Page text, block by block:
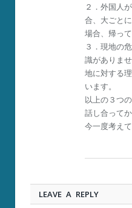
２．外国人
合、大ごと
場合、帰っ
３．現地の
識がありま
地に対する
います。
以上の３つ
話し合って
今一度考え
LEAVE A REPLY